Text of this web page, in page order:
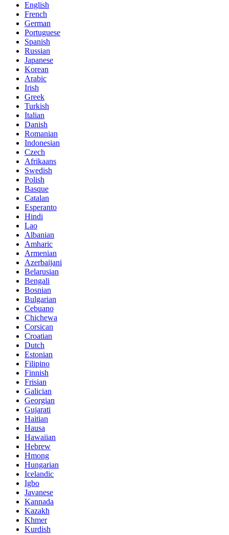
English
French
German
Portuguese
Spanish
Russian
Japanese
Korean
Arabic
Irish
Greek
Turkish
Italian
Danish
Romanian
Indonesian
Czech
Afrikaans
Swedish
Polish
Basque
Catalan
Esperanto
Hindi
Lao
Albanian
Amharic
Armenian
Azerbaijani
Belarusian
Bengali
Bosnian
Bulgarian
Cebuano
Chichewa
Corsican
Croatian
Dutch
Estonian
Filipino
Finnish
Frisian
Galician
Georgian
Gujarati
Haitian
Hausa
Hawaiian
Hebrew
Hmong
Hungarian
Icelandic
Igbo
Javanese
Kannada
Kazakh
Khmer
Kurdish